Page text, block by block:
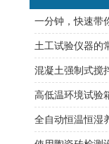
一分钟，快速带
土工试验仪器的
高低温环境试验
全自动恒温恒湿